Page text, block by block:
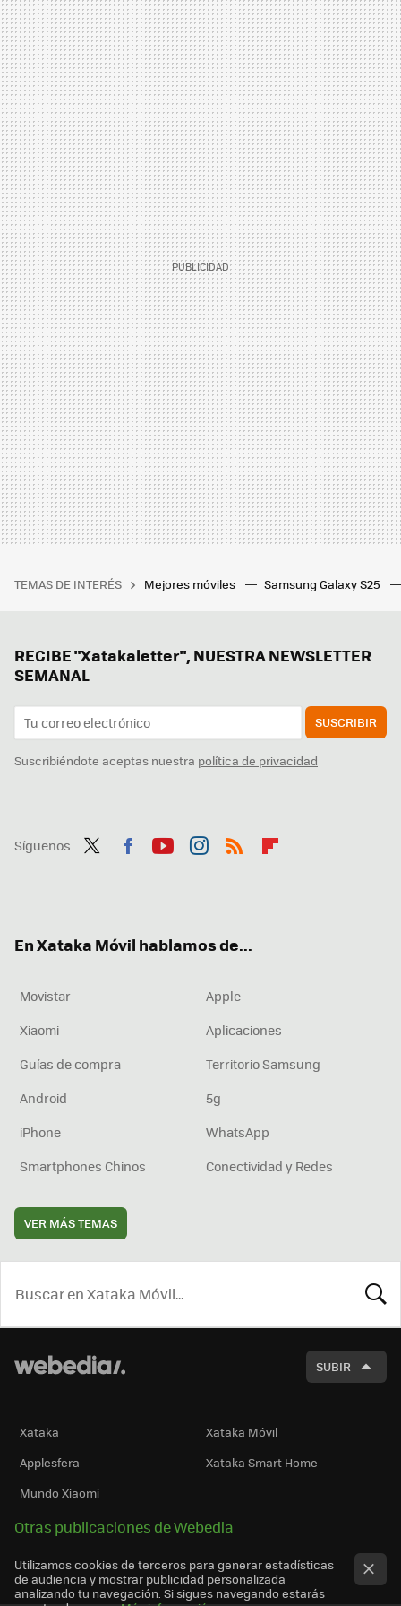
TEMAS DE INTERÉS Mejores móviles Samsung Galaxy S25
RECIBE "Xatakaletter", NUESTRA NEWSLETTER
SEMANAL
SUSCRIBIR
Suscribiéndote aceptas nuestra política de privacidad
Síguenos
En Xataka Móvil hablamos de...
Movistar
Apple
Xiaomi
Aplicaciones
Guías de compra
Territorio Samsung
Android
5g
iPhone
WhatsApp
Smartphones Chinos
Conectividad y Redes
VER MÁS TEMAS
SUBIR
Xataka
Xataka Móvil
Applesfera
Xataka Smart Home
Mundo Xiaomi
Otras publicaciones de Webedia
Utilizamos cookies de terceros para generar estadísticas
de audiencia y mostrar publicidad personalizada
analizando tu navegación. Si sigues navegando estarás